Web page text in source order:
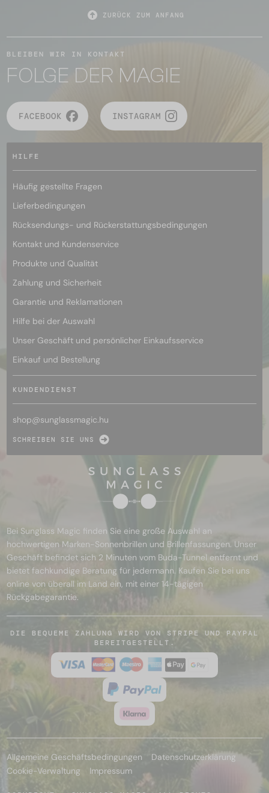
ZURÜCK ZUM ANFANG
BLEIBEN WIR IN KONTAKT
FOLGE DER MAGIE
FACEBOOK INSTAGRAM
HILFE
Häufig gestellte Fragen
Lieferbedingungen
Rücksendungs- und Rückerstattungsbedingungen
Kontakt und Kundenservice
Produkte und Qualität
Zahlung und Sicherheit
Garantie und Reklamationen
Hilfe bei der Auswahl
Unser Geschäft und persönlicher Einkaufsservice
Einkauf und Bestellung
KUNDENDIENST
shop@sunglassmagic.hu
SCHREIBEN SIE UNS
Bei Sunglass Magic finden Sie eine große Auswahl an
hochwertigen Marken-Sonnenbrillen und Brillenfassungen. Unser
Geschäft befindet sich 2 Minuten vom Buda-Tunnel entfernt und
bietet fachkundige Beratung für jedermann. Kaufen Sie bei uns
online von überall im Land ein, mit einer 14-tägigen
Rückgabegarantie.
DIE BEQUEME ZAHLUNG WIRD VON STRIPE UND PAYPAL
BEREITGESTELLT.
Allgemeine Geschäftsbedingungen
Datenschutzerklärung
Cookie-Verwaltung
Impressum